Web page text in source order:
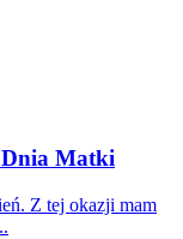
Dnia Matki
Z tej okazji mam